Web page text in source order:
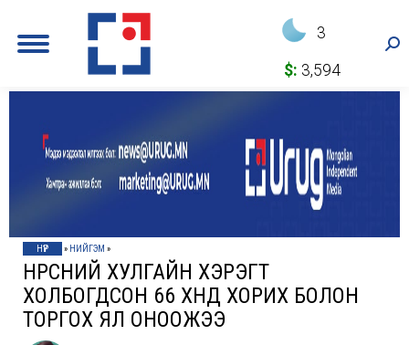
3
$: 3,594
НҮҮР » НИЙГЭМ »
НҮҮРСНИЙ ХУЛГАЙН ХЭРЭГТ
ХОЛБОГДСОН 66 ХҮНД ХОРИХ БОЛОН
ТОРГОХ ЯЛ ОНООЖЭЭ